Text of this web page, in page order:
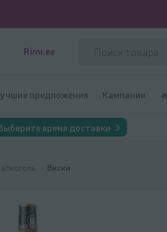
Rimi.ee
предложения Кампании
время доставки
Виски